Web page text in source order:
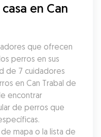
en Can
que ofrecen
perros en sus
de 7 cuidadores
en Can Trabal de
encontrar
de perros que
mapa o la lista de